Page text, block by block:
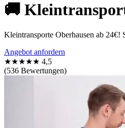
🚚
Kleintransporte Oberhausen ab 24€!
Angebot anfordern
★★★★★ 4,5
(536 Bewertungen)